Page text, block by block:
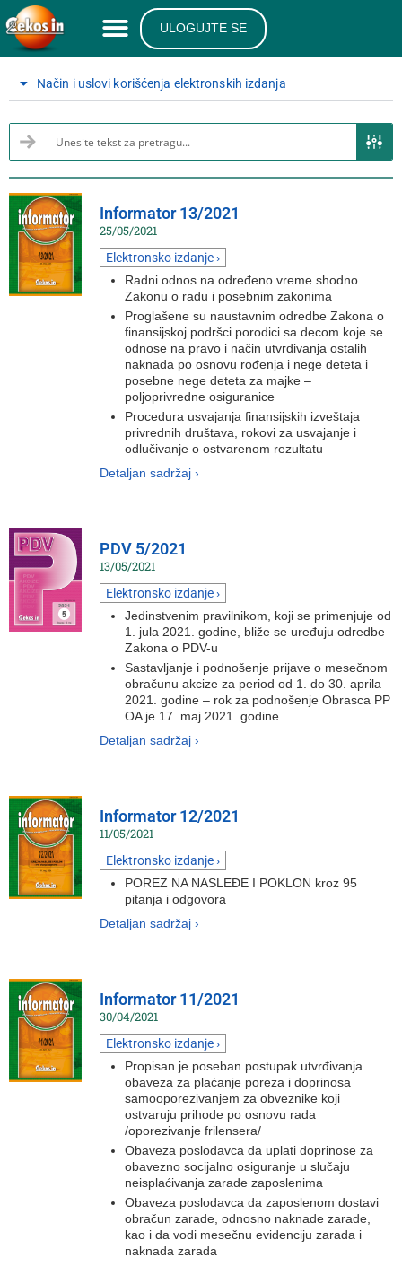
ULOGUJTE SE
Način i uslovi korišćenja elektronskih izdanja
Informator 13/2021
25/05/2021
Elektronsko izdanje ›
Radni odnos na određeno vreme shodno
Zakonu o radu i posebnim zakonima
Proglašene su naustavnim odredbe Zakona o
finansijskoj podršci porodici sa decom koje se
odnose na pravo i način utvrđivanja ostalih
naknada po osnovu rođenja i nege deteta i
posebne nege deteta za majke –
poljoprivredne osiguranice
Procedura usvajanja finansijskih izveštaja
privrednih društava, rokovi za usvajanje i
odlučivanje o ostvarenom rezultatu
Detaljan sadržaj ›
PDV 5/2021
13/05/2021
Elektronsko izdanje ›
Jedinstvenim pravilnikom, koji se primenjuje od
1. jula 2021. godine, bliže se uređuju odredbe
Zakona o PDV-u
Sastavljanje i podnošenje prijave o mesečnom
obračunu akcize za period od 1. do 30. aprila
2021. godine – rok za podnošenje Obrasca PP
OA je 17. maj 2021. godine
Detaljan sadržaj ›
Informator 12/2021
11/05/2021
Elektronsko izdanje ›
POREZ NA NASLEĐE I POKLON kroz 95
pitanja i odgovora
Detaljan sadržaj ›
Informator 11/2021
30/04/2021
Elektronsko izdanje ›
Propisan je poseban postupak utvrđivanja
obaveza za plaćanje poreza i doprinosa
samooporezivanjem za obveznike koji
ostvaruju prihode po osnovu rada
/oporezivanje frilensera/
Obaveza poslodavca da uplati doprinose za
obavezno socijalno osiguranje u slučaju
neisplaćivanja zarade zaposlenima
Obaveza poslodavca da zaposlenom dostavi
obračun zarade, odnosno naknade zarade,
kao i da vodi mesečnu evidenciju zarada i
naknada zarada